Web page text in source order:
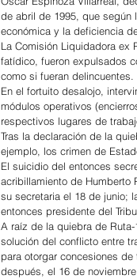
de abril de 1995, que según
económica y la deficiencia
La Comisión Liquidadora ex
fatídico, fueron expulsados
como si fueran delincuentes.
En el fortuito desalojo,
módulos operativos
respectivos lugares de
Tras la declaración de la
ejemplo, los crimen de
El suicidio del entonces
acribillamiento de Humberto
su secretaria el 18 de junio;
entonces presidente del
A raíz de la quiebra de
solución del conflicto entre
para otorgar concesiones
después, el 16 de